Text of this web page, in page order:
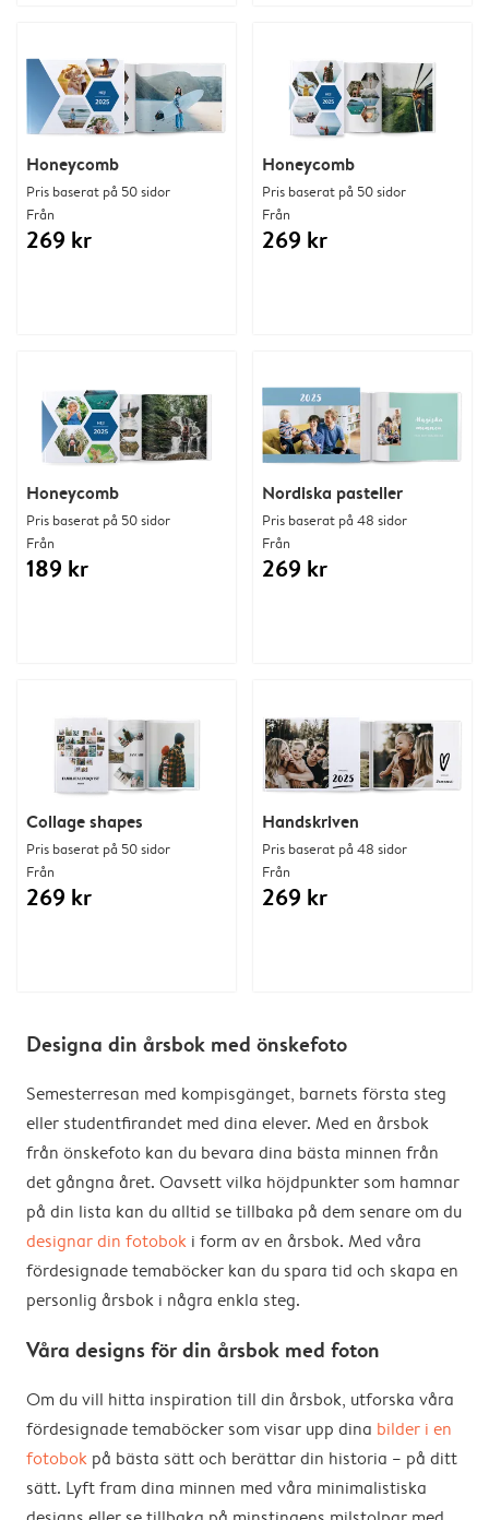
Handskriven
Pris baserat på 48 sidor
Från
269 kr
Nordiska pasteller
Pris baserat på 48 sidor
Från
269 kr
Honeycomb
Pris baserat på 50 sidor
Från
269 kr
Honeycomb
Pris baserat på 50 sidor
Från
269 kr
Honeycomb
Pris baserat på 50 sidor
Från
189 kr
Collage shapes
Pris baserat på 50 sidor
Från
269 kr
Designa din årsbok med önskefoto
Semesterresan med kompisgänget, barnets första steg
eller studentfirandet med dina elever. Med en årsbok
från önskefoto kan du bevara dina bästa minnen från
det gångna året. Oavsett vilka höjdpunkter som hamnar
på din lista kan du alltid se tillbaka på dem senare om du
designar din fotobok i form av en årsbok. Med våra
fördesignade temaböcker kan du spara tid och skapa en
personlig årsbok i några enkla steg.
Våra designs för din årsbok med foton
Om du vill hitta inspiration till din årsbok, utforska våra
fördesignade temaböcker som visar upp dina bilder i en
fotobok på bästa sätt och berättar din historia – på ditt
sätt. Lyft fram dina minnen med våra minimalistiska